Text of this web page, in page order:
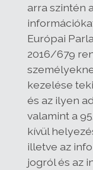
arra szintén
Európai
2016/679
kezelése
és az ilyen
valamint a
kívül
illetve az
jogról és az